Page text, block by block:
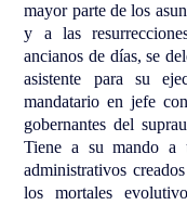
mayor parte de los
y a las
ancianos de días, se
asistente para su
mandatario en jefe
gobernantes del
Tiene a su mando a
administrativos
los mortales